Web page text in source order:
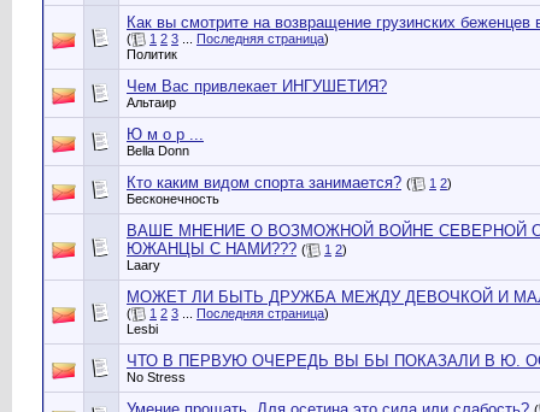
Как вы смотрите на возвращение грузинскиx
( 1 2 3 Последняя страница)
Политик
Чем Вас привлекает ИНГУШЕТИЯ?
Альтаир
Ю м о р ...
Bella Donn
Кто каким видом спорта занимается? ( 1 2)
Бесконечность
ВАШЕ МНЕНИЕ О ВОЗМОЖНОЙ ВОЙНЕ СЕВЕРНОЙ
ЮЖАНЦЫ С НАМИ??? ( 1 2)
Laary
МОЖЕТ ЛИ БЫТЬ ДРУЖБА МЕЖДУ ДЕВОЧКОЙ И
( 1 2 3 Последняя страница)
Lesbi
ЧТО В ПЕРВУЮ ОЧЕРЕДЬ ВЫ БЫ ПОКАЗАЛИ В Ю.
No Stress